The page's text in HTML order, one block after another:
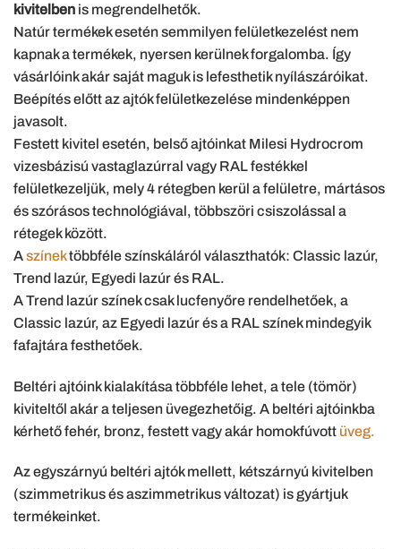
kivitelben is megrendelhetők.
Natúr termékek esetén semmilyen felületkezelést nem
kapnak a termékek, nyersen kerülnek forgalomba. Így
vásárlóink akár saját maguk is lefesthetik nyílászáróikat.
Beépítés előtt az ajtók felületkezelése mindenképpen
javasolt.
Festett kivitel esetén, belső ajtóinkat Milesi Hydrocrom
vizesbázisú vastaglazúrral vagy RAL festékkel
felületkezeljük, mely 4 rétegben kerül a felületre, mártásos
és szórásos technológiával, többszöri csiszolással a
rétegek között.
Aszínektöbbféle színskáláról választhatók: Classic lazúr,
Trend lazúr, Egyedi lazúr és RAL.
A Trend lazúr színek csak lucfenyőre rendelhetőek, a
Classic lazúr, az Egyedi lazúr és a RAL színek mindegyik
fafajtára festhetőek.
Beltéri ajtóink kialakítása többféle lehet, a tele (tömör)
kiviteltől akár a teljesen üvegezhetőig. A beltéri ajtóinkba
kérhető fehér, bronz, festett vagy akár homokfúvott üveg.
Az egyszárnyú beltéri ajtók mellett, kétszárnyú kivitelben
(szimmetrikus és aszimmetrikus változat) is gyártjuk
termékeinket.